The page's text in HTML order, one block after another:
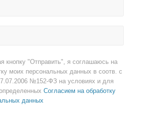
кнопку "Отправить", я соглашаюсь на
моих персональных данных в соотв. с
№152-ФЗ на условиях и для
Согласием на обработку
данных